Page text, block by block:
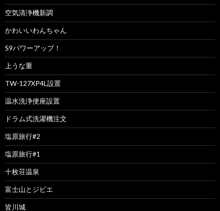
空気清浄機新調
かわいいわんちゃん
S9パワーアップ！
上うな重
TW-127XP4L設置
温水洗浄便座設置
ドラム式洗濯機注文
塩原旅行#2
塩原旅行#1
十枚荘温泉
富士山とジビエ
皆川城